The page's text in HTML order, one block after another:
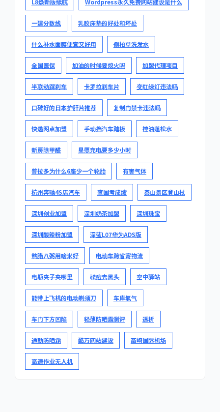
L8焕新版续航 Wordpress永久免费网站建设是什么
一建分数线 乳胶床垫的好处和坏处
什么补水面膜便宜又好用 侧柏草洗发水
全国医保 加油的时候要熄火吗 加盟代理项目
半联动踩刹车 卡罗拉刹车片 变红绿灯违法吗
口碑好的日本护肝片推荐 复制门禁卡违法吗
快递网点加盟 手动挡汽车踏板 控油蓬松水
新房除甲醛 星愿充电要多少小时
普拉多为什么6座少一个轮胎 有害气体
杭州奔驰4S店汽车 查国考成绩 泰山景区登山杖
深圳创业加盟 深圳奶茶加盟 深圳珠宝
深圳酸辣粉加盟 深蓝L07华为ADS版
熬腊八粥用啥米好 电动车跨省寄物流
电瓶夹子夹哪里 祛痘去黑头 空中驿站
能带上飞机的电动剃须刀 车库氡气
车门下方凹陷 轻薄防晒霜测评 透析
通勤防晒霜 酷万网站建设 高崎国际机场
高速作业无人机